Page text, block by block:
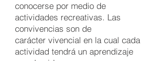
conocerse por medio de
actividades recreativas. Las
convivencias son de
carácter vivencial en la cual cada
actividad tendrá un aprendizaje